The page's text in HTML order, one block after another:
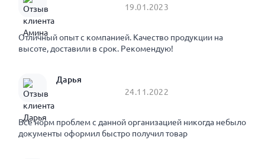
19.01.2023
Отличный опыт с компанией. Качество продукции на
высоте, доставили в срок. Рекомендую!
Дарья
24.11.2022
Все норм проблем с данной организацией никогда небыло
документы оформил быстро получил товар